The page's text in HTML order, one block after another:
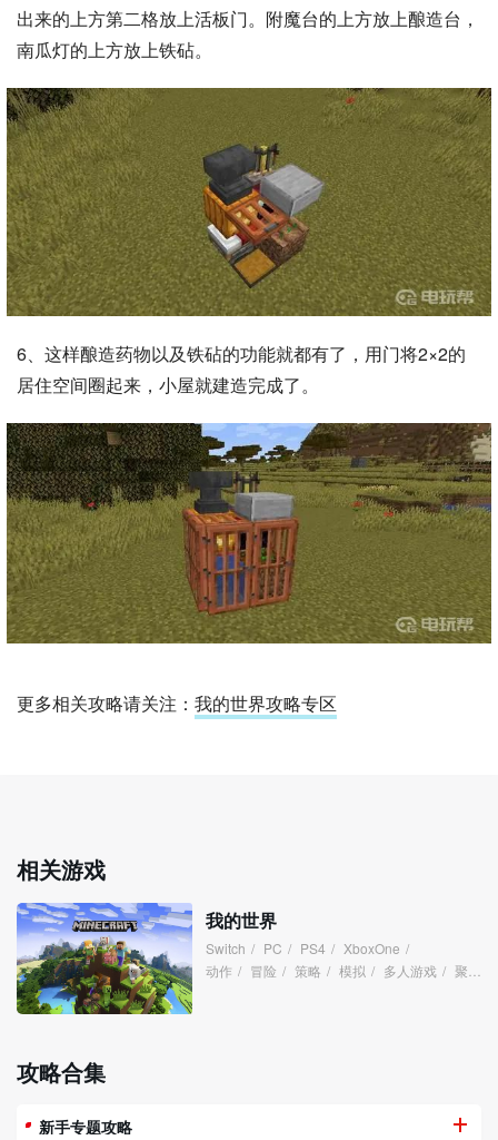
出来的上方第二格放上活板门。附魔台的上方放上酿造台，
南瓜灯的上方放上铁砧。
6、这样酿造药物以及铁砧的功能就都有了，用门将2×2的
居住空间圈起来，小屋就建造完成了。
更多相关攻略请关注： 我的世界攻略专区
相关游戏
我的世界
Switch / PC / PS4 / XboxOne /
动作 / 冒险 / 策略 / 模拟 / 多人游戏 / 聚会
攻略合集
新手专题攻略